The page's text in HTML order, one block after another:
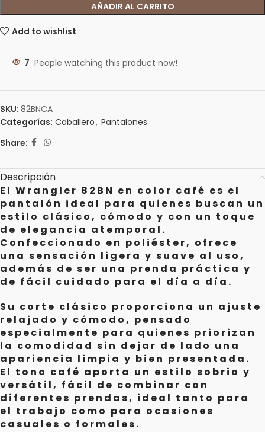
AÑADIR AL CARRITO
Add to wishlist
7 People watching this product now!
SKU: 82BNCA
Categorías: Caballero, Pantalones
Share:
Descripción
El Wrangler 82BN en color café es el
pantalón ideal para quienes buscan un
estilo clásico, cómodo y con un toque
de elegancia atemporal.
Confeccionado en poliéster, ofrece
una sensación ligera y suave al uso,
además de ser una prenda práctica y
de fácil cuidado para el día a día.
Su corte clásico proporciona un ajuste
relajado y cómodo, pensado
especialmente para quienes priorizan
la comodidad sin dejar de lado una
apariencia limpia y bien presentada.
El tono café aporta un estilo sobrio y
versátil, fácil de combinar con
diferentes prendas, ideal tanto para
el trabajo como para ocasiones
casuales o formales.